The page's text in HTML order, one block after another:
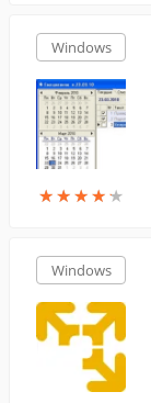
Windows
★★★★★
★★★★★
Windows